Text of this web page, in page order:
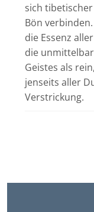
sich
Bön
die Essenz
die
Geistes als
jenseits aller
Verstrickung.